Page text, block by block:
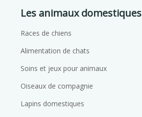
Les animaux domestiques
Races de chiens
Alimentation de chats
Soins et jeux pour animaux
Oiseaux de compagnie
Lapins domestiques